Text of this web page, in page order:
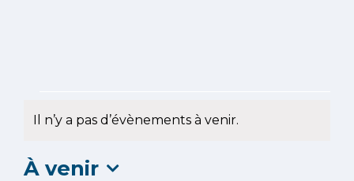
Évènements
Notice
Il n’y a pas d’évènements à venir.
À venir